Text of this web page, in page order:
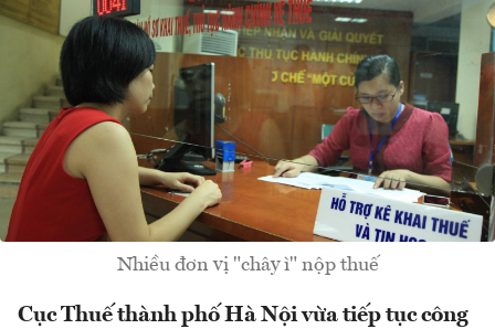
Nhiều đơn vị "chây ì" nộp thuế
Cục Thuế thành phố Hà Nội vừa tiếp tục công